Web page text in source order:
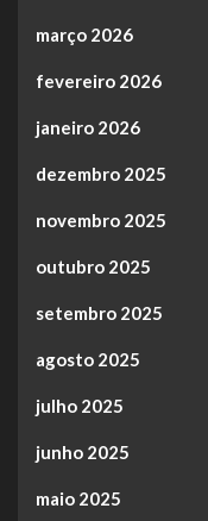
março 2026
fevereiro 2026
janeiro 2026
dezembro 2025
novembro 2025
outubro 2025
setembro 2025
agosto 2025
julho 2025
junho 2025
maio 2025